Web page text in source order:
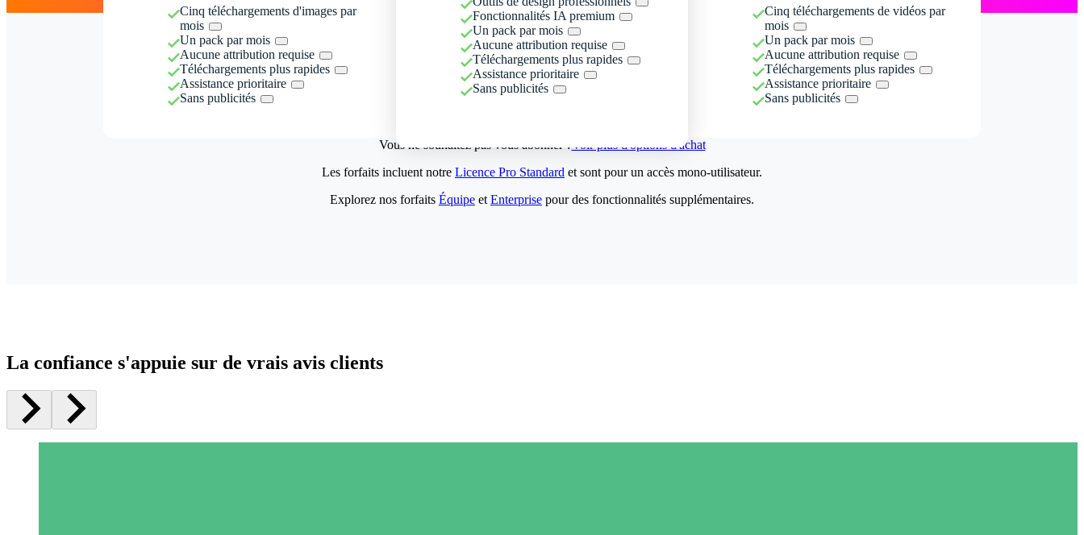
Cinq téléchargements d'images par
mois
Un pack par mois
Aucune attribution requise
Téléchargements plus rapides
Assistance prioritaire
Sans publicités
Fonctionnalités IA premium
Un pack par mois
Aucune attribution requise
Téléchargements plus rapides
Assistance prioritaire
Sans publicités
Cinq téléchargements de vidéos par
mois
Un pack par mois
Aucune attribution requise
Téléchargements plus rapides
Assistance prioritaire
Sans publicités
Vous ne souhaitez pas vous abonner ?Voir plus d'options d'achat
Les forfaits incluent notre Licence Pro Standard et sont pour un accès mono-utilisateur.
Explorez nos forfaits Équipe et Enterprise pour des fonctionnalités supplémentaires.
La confiance s'appuie sur de vrais avis clients